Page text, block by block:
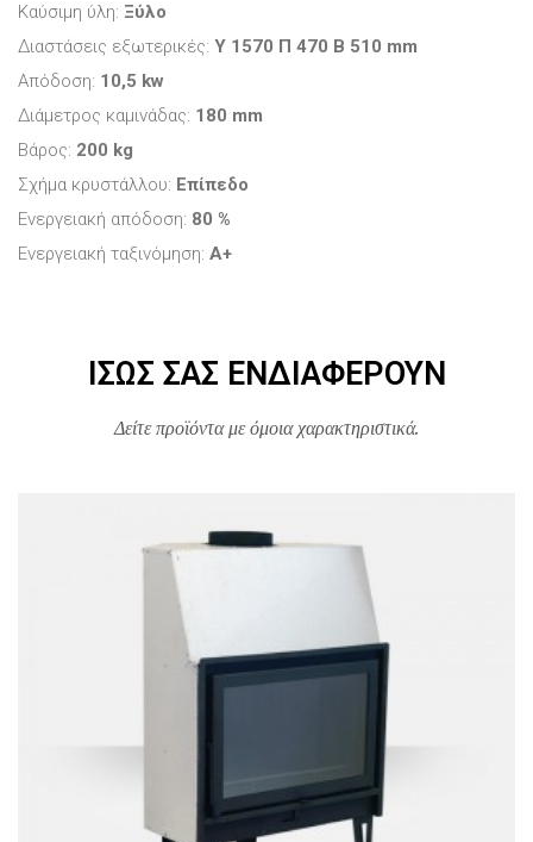
Καύσιμη ύλη: Ξύλο
Διαστάσεις εξωτερικές: Υ 1570 Π 470 Β 510 mm
Απόδοση: 10,5 kw
Διάμετρος καμινάδας: 180 mm
Βάρος: 200 kg
Σχήμα κρυστάλλου: Επίπεδο
Ενεργειακή απόδοση: 80 %
Ενεργειακή ταξινόμηση: A+
ΊΣΩΣ ΣΑΣ ΕΝΔΙΑΦΈΡΟΥΝ
Δείτε προϊόντα με όμοια χαρακτηριστικά.